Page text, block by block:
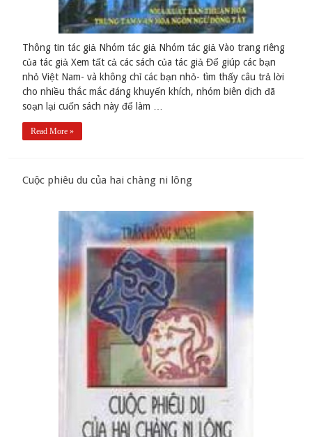
Thông tin tác giả Nhóm tác giả Nhóm tác giả Vào trang riêng
của tác giả Xem tất cả các sách của tác giả Để giúp các bạn
nhỏ Việt Nam- và không chỉ các bạn nhỏ- tìm thấy câu trả lời
cho nhiều thắc mắc đáng khuyến khích, nhóm biên dịch đã
soạn lại cuốn sách này để làm …
Read More »
Cuộc phiêu du của hai chàng ni lông